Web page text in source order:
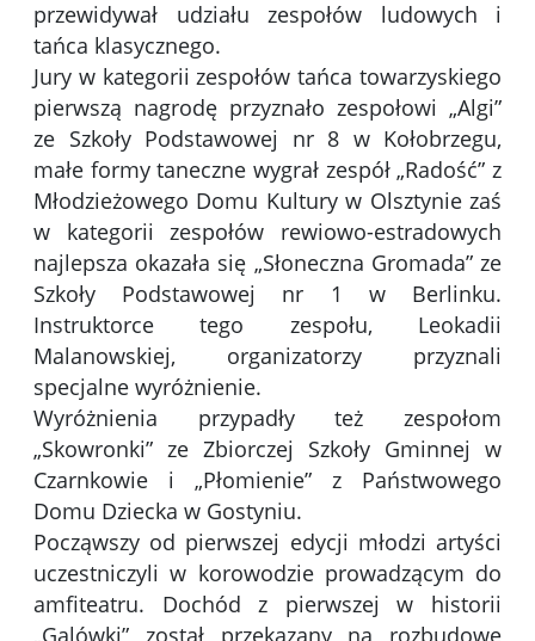
przewidywał udziału zespołów ludowych i
tańca klasycznego.
Jury w kategorii zespołów tańca towarzyskiego
pierwszą nagrodę przyznało zespołowi „Algi”
ze Szkoły Podstawowej nr 8 w Kołobrzegu,
małe formy taneczne wygrał zespół „Radość” z
Młodzieżowego Domu Kultury w Olsztynie zaś
w kategorii zespołów rewiowo-estradowych
najlepsza okazała się „Słoneczna Gromada” ze
Szkoły Podstawowej nr 1 w Berlinku.
Instruktorce tego zespołu, Leokadii
Malanowskiej, organizatorzy przyznali
specjalne wyróżnienie.
Wyróżnienia przypadły też zespołom
„Skowronki” ze Zbiorczej Szkoły Gminnej w
Czarnkowie i „Płomienie” z Państwowego
Domu Dziecka w Gostyniu.
Począwszy od pierwszej edycji młodzi artyści
uczestniczyli w korowodzie prowadzącym do
amfiteatru. Dochód z pierwszej w historii